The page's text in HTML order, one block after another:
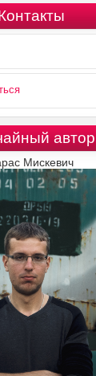
автор
Мискевич